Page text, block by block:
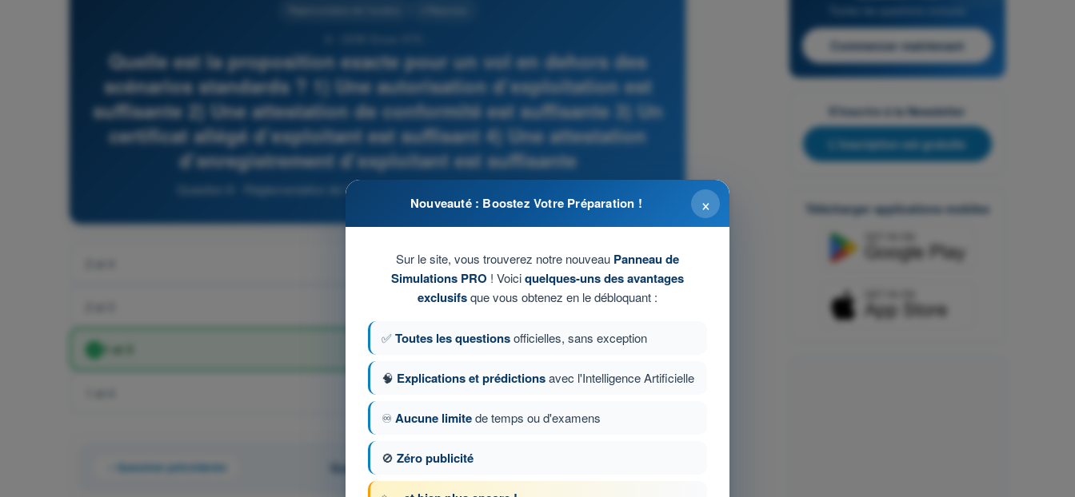
Quelle est la proposition exacte pour un vol en dehors des
scénarios standards ? 1) Une autorisation d’exploitation est
suffisante 2) Une attestation de conformité est suffisante 3) Un
certificat allégé d’exploitant est suffisant 4) Une attestation
d’enregistrement d’exploitant est suffisante
Question 8 - Réglementation de l’aviation - QCM Drone STS - Examen CATS
1 et 3
Question précédente Question 8 sur 153
Commencer maintenant
S'inscrire à la Newsletter
L'inscription est gratuite
Télécharger applications mobiles
×
Nouveauté : Boostez Votre Préparation !
Sur le site, vous trouverez notre nouveau Panneau de
Simulations PRO ! Voiciquelques-uns des avantages
exclusifsque vous obtenez en le débloquant :
✅Toutes les questionsofficielles, sans exception
🧠 Explications et prédictionsavec l'Intelligence Artificielle
♾️Aucune limitede temps ou d'examens
🚫 Zéro publicité